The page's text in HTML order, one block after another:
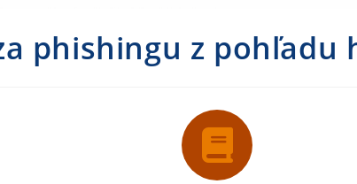
phishingu z pohľadu